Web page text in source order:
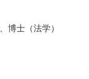
博士（法学）